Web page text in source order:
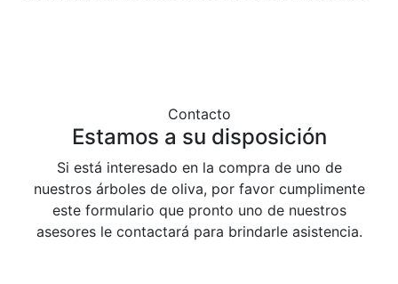
Contacto
Estamos a su disposición
Si está interesado en la compra de uno de
nuestros árboles de oliva, por favor cumplimente
este formulario que pronto uno de nuestros
asesores le contactará para brindarle asistencia.